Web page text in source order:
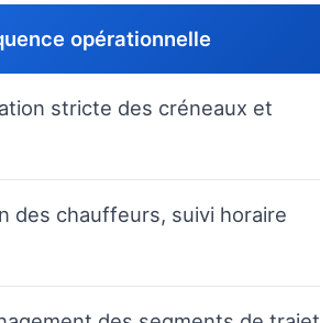
opérationnelle
stricte des créneaux et
des chauffeurs, suivi horaire